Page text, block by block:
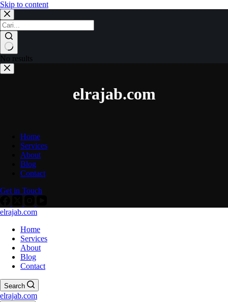
Skip to content
No results
elrajab.com
Home
Services
About
Blog
Contact
Get in Touch
elrajab.com
Home
Services
About
Blog
Contact
Search
elrajab.com